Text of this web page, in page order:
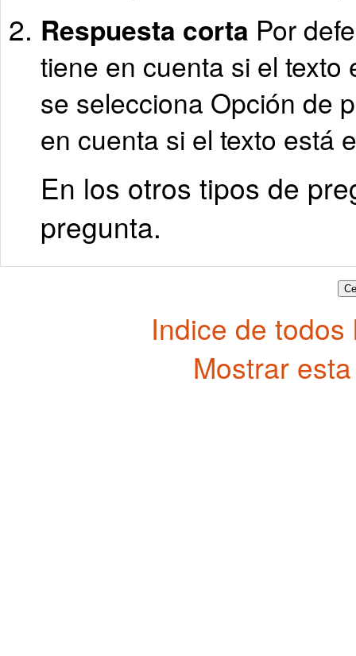
Respuesta corta Por
tiene en cuenta si el
se selecciona Opción de
en cuenta si el texto está
En los otros tipos de
pregunta.
Indice de
Mostrar